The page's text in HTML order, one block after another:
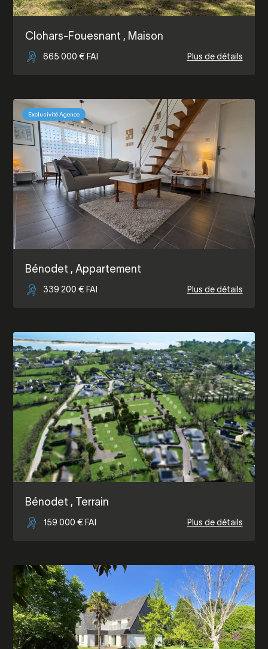
Clohars-Fouesnant , Maison
665 000 € FAI Plus de détails
Exclusivité Agence
Bénodet , Appartement
339 200 € FAI Plus de détails
Bénodet , Terrain
159 000 € FAI Plus de détails